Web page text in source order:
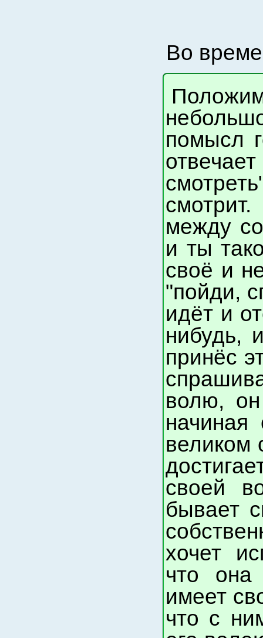
Во
помысл
между
и ты
своё и
"пойди,
идёт и
нибудь,
принёс
волю,
начиная
великом
своей
бывает
хочет
что она
имеет
что с